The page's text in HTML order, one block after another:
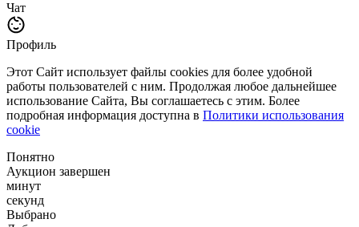
Чат
Профиль
Этот Сайт использует файлы cookies для более удобной
работы пользователей с ним. Продолжая любое дальнейшее
использование Сайта, Вы соглашаетесь с этим. Более
подробная информация доступна в Политики использования
cookie
Понятно
Аукцион завершен
минут
секунд
Выбрано